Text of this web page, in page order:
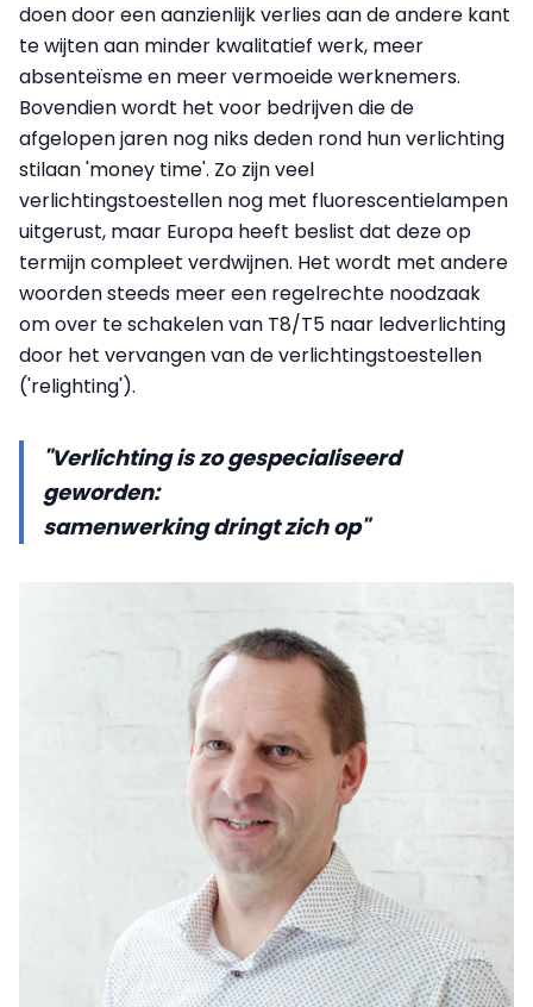
doen door een aanzienlijk verlies aan de andere kant
te wijten aan minder kwalitatief werk, meer
absenteïsme en meer vermoeide werknemers.
Bovendien wordt het voor bedrijven die de
afgelopen jaren nog niks deden rond hun verlichting
stilaan 'money time'. Zo zijn veel
verlichtingstoestellen nog met fluorescentielampen
uitgerust, maar Europa heeft beslist dat deze op
termijn compleet verdwijnen. Het wordt met andere
woorden steeds meer een regelrechte noodzaak
om over te schakelen van T8/T5 naar ledverlichting
door het vervangen van de verlichtingstoestellen
('relighting').
"Verlichting is zo gespecialiseerd
geworden:
samenwerking dringt zich op"